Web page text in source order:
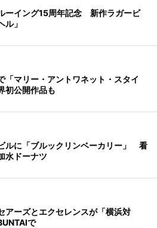
ーイング15周年記念 新作ラガービ
ル」
「マリー・アントワネット・スタイ
公開作品も
ルに「ブルックリンベーカリー」 看
水ドーナツ
アーズとエクセレンスが「横浜対
で